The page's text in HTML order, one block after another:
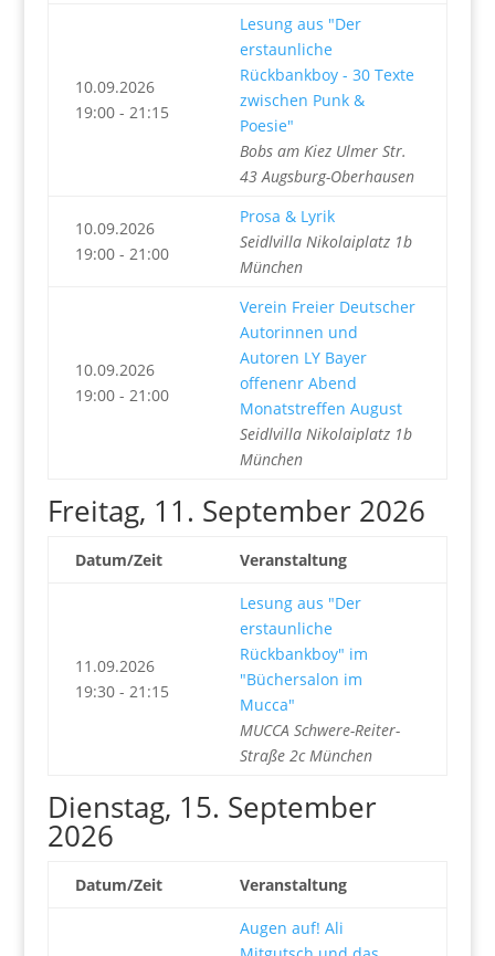
10.09.2026
19:00 - 21:15
Lesung aus "Der
erstaunliche
Rückbankboy - 30 Texte
zwischen Punk &
Poesie"
Bobs am Kiez Ulmer Str.
43 Augsburg-Oberhausen
10.09.2026
19:00 - 21:00
Prosa & Lyrik
Seidlvilla Nikolaiplatz 1b
München
10.09.2026
19:00 - 21:00
Verein Freier Deutscher
Autorinnen und
Autoren LY Bayer
offenenr Abend
Monatstreffen August
Seidlvilla Nikolaiplatz 1b
München
Freitag, 11. September 2026
Datum/Zeit Veranstaltung
11.09.2026
19:30 - 21:15
Lesung aus "Der
erstaunliche
Rückbankboy" im
"Büchersalon im
Mucca"
MUCCA Schwere-Reiter-
Straße 2c München
Dienstag, 15. September
2026
Datum/Zeit Veranstaltung
Augen auf! Ali